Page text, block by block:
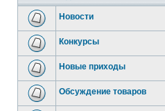
Новости
Конкурсы
Новые приходы
Обсуждение товаров